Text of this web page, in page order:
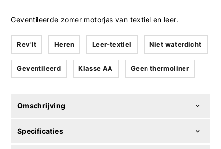
Geventileerde zomer motorjas van textiel en leer.
Rev'it Heren Leer-textiel Niet waterdicht
Geventileerd Klasse AA Geen thermoliner
Omschrijving
Specificaties